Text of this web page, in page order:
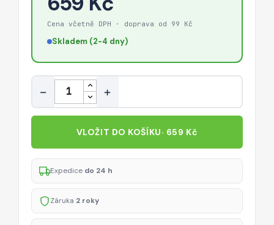
Cena včetně DPH · doprava od 99 Kč
Skladem (2-4 dny)
Množství
− +
VLOŽIT DO KOŠÍKU· 659 Kč
Expedice do 24 h
Záruka 2 roky